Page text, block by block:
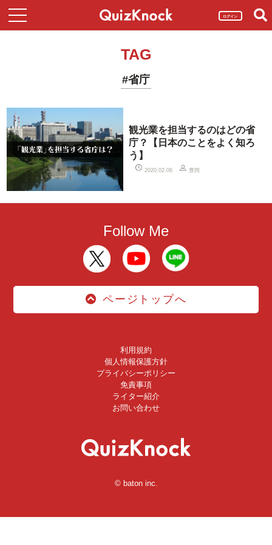
ログイン
TAG
#省庁
観光業を担当するのはどの省
庁？【日本のことをよく知ろ
う】
2020.02.06 豊岡
Follow Me
ページトップへ
利用規約
個人情報保護方針
プライバシーポリシー
免責事項
ライター紹介
お問い合わせ
© baton inc.